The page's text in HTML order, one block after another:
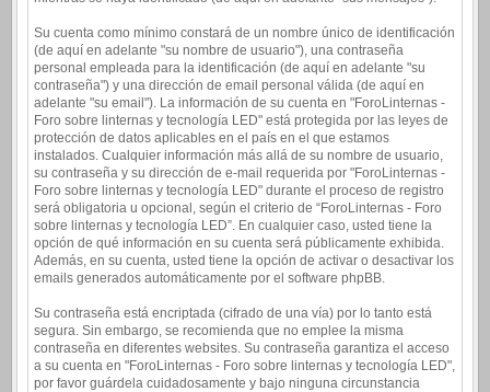
Su cuenta como mínimo constará de un nombre único de identificación
(de aquí en adelante "su nombre de usuario"), una contraseña
personal empleada para la identificación (de aquí en adelante "su
contraseña") y una dirección de email personal válida (de aquí en
adelante "su email"). La información de su cuenta en "ForoLinternas -
Foro sobre linternas y tecnología LED" está protegida por las leyes de
protección de datos aplicables en el país en el que estamos
instalados. Cualquier información más allá de su nombre de usuario,
su contraseña y su dirección de e-mail requerida por "ForoLinternas -
Foro sobre linternas y tecnología LED" durante el proceso de registro
será obligatoria u opcional, según el criterio de “ForoLinternas - Foro
sobre linternas y tecnología LED”. En cualquier caso, usted tiene la
opción de qué información en su cuenta será públicamente exhibida.
Además, en su cuenta, usted tiene la opción de activar o desactivar los
emails generados automáticamente por el software phpBB.
Su contraseña está encriptada (cifrado de una vía) por lo tanto está
segura. Sin embargo, se recomienda que no emplee la misma
contraseña en diferentes websites. Su contraseña garantiza el acceso
a su cuenta en "ForoLinternas - Foro sobre linternas y tecnología LED",
por favor guárdela cuidadosamente y bajo ninguna circunstancia